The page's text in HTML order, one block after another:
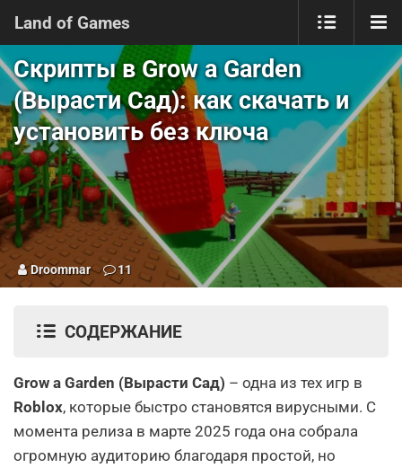
Land of Games
Скрипты в Grow a Garden
(Вырасти Сад): как скачать и
установить без ключа
Droommar 11
СОДЕРЖАНИЕ
Grow a Garden (Вырасти Сад) – одна из тех игр в
Roblox, которые быстро становятся вирусными. С
момента релиза в марте 2025 года она собрала
огромную аудиторию благодаря простой, но